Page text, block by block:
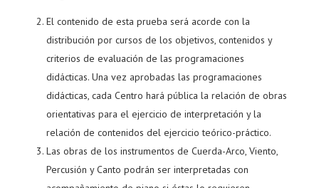
El contenido de esta prueba será acorde con la
distribución por cursos de los objetivos, contenidos y
criterios de evaluación de las programaciones
didácticas. Una vez aprobadas las programaciones
didácticas, cada Centro hará pública la relación de obras
orientativas para el ejercicio de interpretación y la
relación de contenidos del ejercicio teórico-práctico.
Las obras de los instrumentos de Cuerda-Arco, Viento,
Percusión y Canto podrán ser interpretadas con